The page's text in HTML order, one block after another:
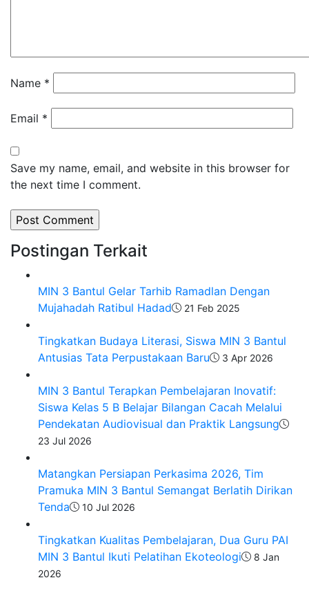
Name *
Email *
Save my name, email, and website in this browser for
the next time I comment.
Postingan Terkait
MIN 3 Bantul Gelar Tarhib Ramadlan Dengan
Mujahadah Ratibul Hadad
21 Feb 2025
Tingkatkan Budaya Literasi, Siswa MIN 3 Bantul
Antusias Tata Perpustakaan Baru
3 Apr 2026
MIN 3 Bantul Terapkan Pembelajaran Inovatif:
Siswa Kelas 5 B Belajar Bilangan Cacah Melalui
Pendekatan Audiovisual dan Praktik Langsung
23 Jul 2026
Matangkan Persiapan Perkasima 2026, Tim
Pramuka MIN 3 Bantul Semangat Berlatih Dirikan
Tenda
10 Jul 2026
Tingkatkan Kualitas Pembelajaran, Dua Guru PAI
MIN 3 Bantul Ikuti Pelatihan Ekoteologi
8 Jan
2026